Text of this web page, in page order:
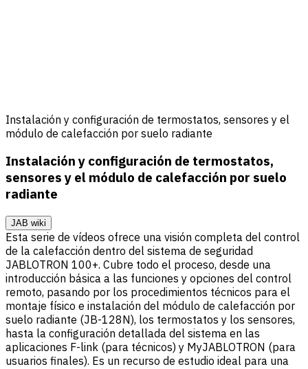
Instalación y configuración de termostatos, sensores y el
módulo de calefacción por suelo radiante
Instalación y configuración de termostatos,
sensores y el módulo de calefacción por suelo
radiante
JAB wiki
Esta serie de vídeos ofrece una visión completa del control
de la calefacción dentro del sistema de seguridad
JABLOTRON 100+. Cubre todo el proceso, desde una
introducción básica a las funciones y opciones del control
remoto, pasando por los procedimientos técnicos para el
montaje físico e instalación del módulo de calefacción por
suelo radiante (JB-128N), los termostatos y los sensores,
hasta la configuración detallada del sistema en las
aplicaciones F-link (para técnicos) y MyJABLOTRON (para
usuarios finales). Es un recurso de estudio ideal para una